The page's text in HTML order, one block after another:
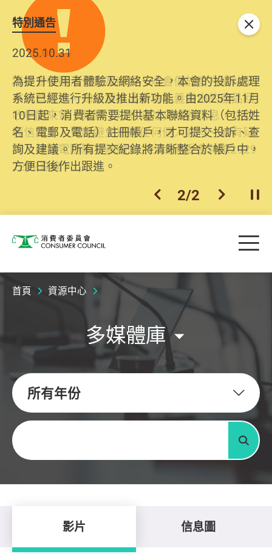
特別通告
2026.06.29
消委會提醒消費者及商戶，本會僅於官方網站發
布消費警示。如接獲以消委會名義發出的產品回
收相關來電、電郵、短訊或社交媒體訊息，切勿
輕信回應，更應避免透露任何個人資料。如有疑
問，請致電防騙易熱線18222或消委會熱線2929
2222查詢。
2025.10.31
為提升使用者體驗及網絡安全，本會的投訴處理
系統已經進行升級及推出新功能。由2025年11月
10日起，消費者需要提供基本聯絡資料（包括姓
名、電郵及電話）註冊帳戶，才可提交投訴、查
詢及建議。所有提交紀錄將清晰整合於帳戶中，
方便日後作出跟進。
上一個
2/2 下一個開
關閉
消費者委員會 目
首頁 資源中心
多媒體庫
所有年份
關鍵字
搜尋
影片 信息圖